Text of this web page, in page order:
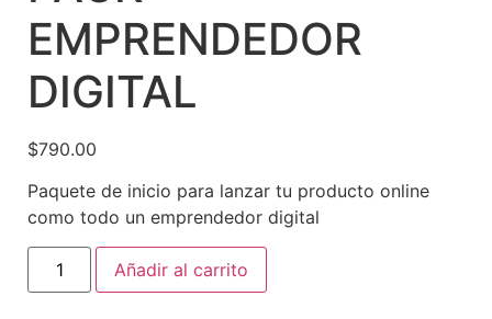
EMPRENDEDOR
DIGITAL
$790.00
Paquete de inicio para lanzar tu producto online
como todo un emprendedor digital
Añadir al carrito